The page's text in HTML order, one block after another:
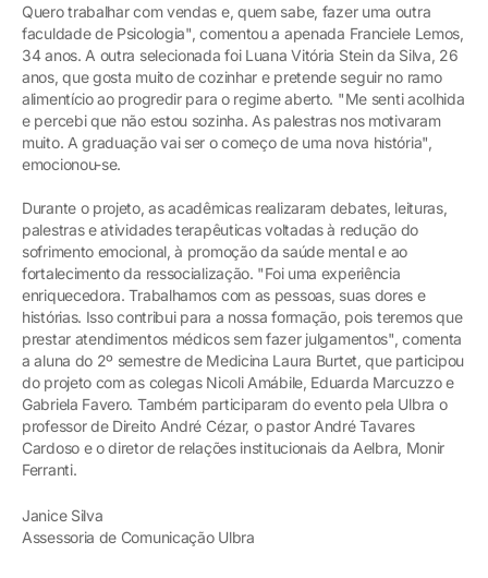
Quero trabalhar com vendas e, quem sabe, fazer uma outra
faculdade de Psicologia", comentou a apenada Franciele Lemos,
34 anos. A outra selecionada foi Luana Vitória Stein da Silva, 26
anos, que gosta muito de cozinhar e pretende seguir no ramo
alimentício ao progredir para o regime aberto. "Me senti acolhida
e percebi que não estou sozinha. As palestras nos motivaram
muito. A graduação vai ser o começo de uma nova história",
emocionou-se.
Durante o projeto, as acadêmicas realizaram debates, leituras,
palestras e atividades terapêuticas voltadas à redução do
sofrimento emocional, à promoção da saúde mental e ao
fortalecimento da ressocialização. "Foi uma experiência
enriquecedora. Trabalhamos com as pessoas, suas dores e
histórias. Isso contribui para a nossa formação, pois teremos que
prestar atendimentos médicos sem fazer julgamentos", comenta
a aluna do 2º semestre de Medicina Laura Burtet, que participou
do projeto com as colegas Nicoli Amábile, Eduarda Marcuzzo e
Gabriela Favero. Também participaram do evento pela Ulbra o
professor de Direito André Cézar, o pastor André Tavares
Cardoso e o diretor de relações institucionais da Aelbra, Monir
Ferranti.
Janice Silva
Assessoria de Comunicação Ulbra